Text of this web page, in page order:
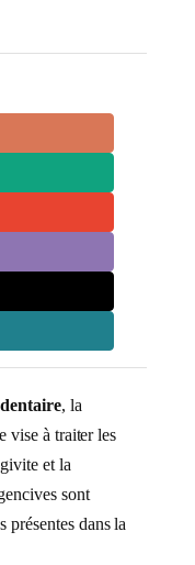
, la
vise à traiter les
et la
sont
présentes dans la